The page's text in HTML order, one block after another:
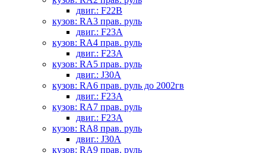
двиг.: F22B
кузов: RA3 прав. руль
двиг.: F23A
кузов: RA4 прав. руль
двиг.: F23A
кузов: RA5 прав. руль
двиг.: J30A
кузов: RA6 прав. руль до 2002гв
двиг.: F23A
кузов: RA7 прав. руль
двиг.: F23A
кузов: RA8 прав. руль
двиг.: J30A
кузов: RA9 прав. руль